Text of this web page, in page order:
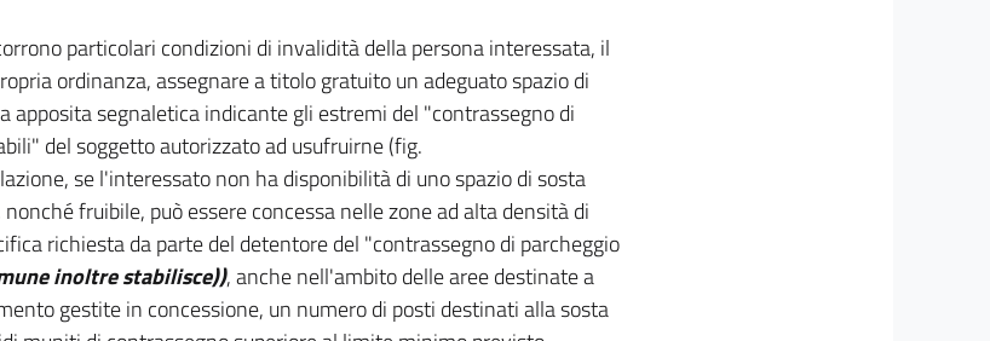
particolari condizioni di invalidità della persona interessata, il
ordinanza, assegnare a titolo gratuito un adeguato spazio di
apposita segnaletica indicante gli estremi del "contrassegno di
del soggetto autorizzato ad usufruirne (fig.
se l'interessato non ha disponibilità di uno spazio di sosta
fruibile, può essere concessa nelle zone ad alta densità di
richiesta da parte del detentore del "contrassegno di parcheggio
inoltre stabilisce)), anche nell'ambito delle aree destinate a
gestite in concessione, un numero di posti destinati alla sosta